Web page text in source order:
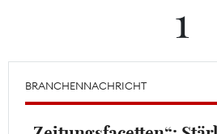
1
BRANCHENNACHRICHT